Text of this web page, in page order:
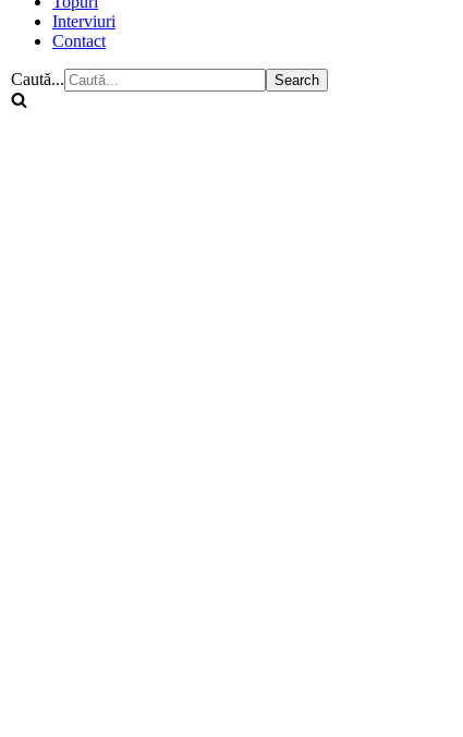
Interviuri
Contact
Caută...